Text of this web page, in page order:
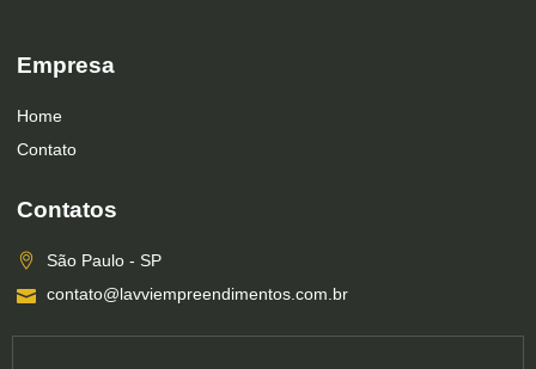
Empresa
Home
Contato
Contatos
São Paulo - SP
contato@lavviempreendimentos.com.br